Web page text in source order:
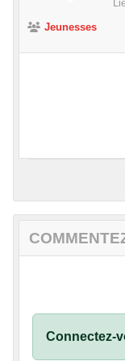
Jeunesses
Connectez-